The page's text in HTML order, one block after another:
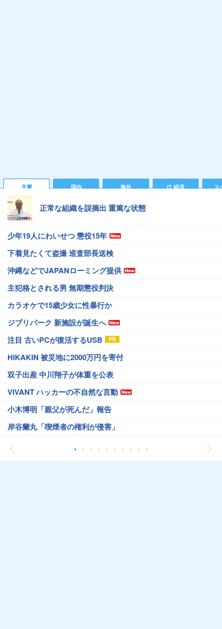
主要 国内 海外 IT 経済 ス
正常な組織を誤摘出 重篤な状態
少年19人にわいせつ 懲役15年
下着見たくて盗撮 巡査部長送検
沖縄などでJAPANローミング提供
主犯格とされる男 無期懲役判決
カラオケで15歳少女に性暴行か
ジブリパーク 新施設が誕生へ
注目 古いPCが復活するUSB
HIKAKIN 被災地に2000万円を寄付
双子出産 中川翔子が体重を公表
VIVANT ハッカーの不自然な言動
小木博明「親父が死んだ」報告
岸谷蘭丸「喫煙者の権利が侵害」